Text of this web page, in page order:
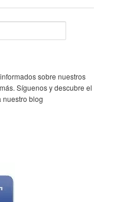
sobre nuestros
Síguenos y descubre el
nuestro blog